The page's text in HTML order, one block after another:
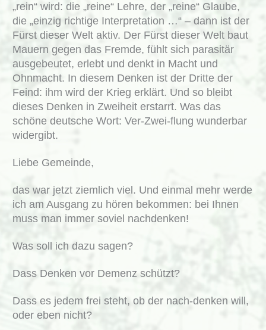
„rein“ wird: die „reine“ Lehre, der „reine“ Glaube,
die „einzig richtige Interpretation …“ – dann ist der
Fürst dieser Welt aktiv. Der Fürst dieser Welt baut
Mauern gegen das Fremde, fühlt sich parasitär
ausgebeutet, erlebt und denkt in Macht und
Ohnmacht. In diesem Denken ist der Dritte der
Feind: ihm wird der Krieg erklärt. Und so bleibt
dieses Denken in Zweiheit erstarrt. Was das
schöne deutsche Wort: Ver-Zwei-flung wunderbar
widergibt.
Liebe Gemeinde,
das war jetzt ziemlich viel. Und einmal mehr werde
ich am Ausgang zu hören bekommen: bei Ihnen
muss man immer soviel nachdenken!
Was soll ich dazu sagen?
Dass Denken vor Demenz schützt?
Dass es jedem frei steht, ob der nach-denken will,
oder eben nicht?